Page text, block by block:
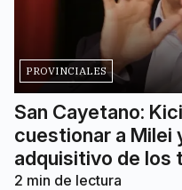
PROVINCIALES
San Cayetano:
cuestionar a Milei
adquisitivo de los
2 min de lectura